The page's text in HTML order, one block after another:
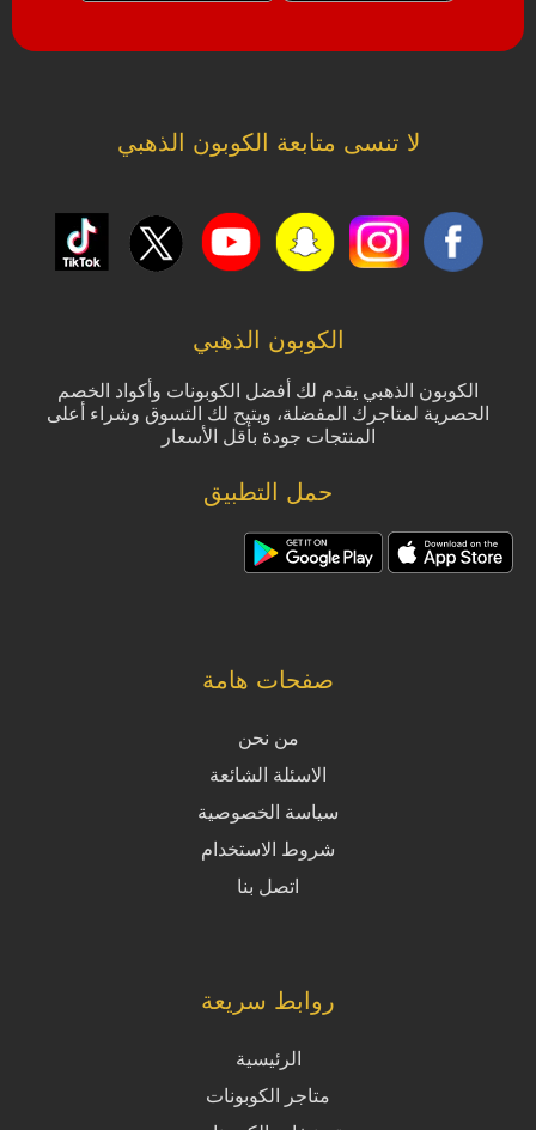
لا تنسى متابعة الكوبون الذهبي
الكوبون الذهبي
الكوبون الذهبي يقدم لك أفضل الكوبونات وأكواد الخصم
الحصرية لمتاجرك المفضلة، ويتيح لك التسوق وشراء أعلى
المنتجات جودة بأقل الأسعار
حمل التطبيق
صفحات هامة
من نحن
الاسئلة الشائعة
سياسة الخصوصية
شروط الاستخدام
اتصل بنا
روابط سريعة
الرئيسية
متاجر الكوبونات